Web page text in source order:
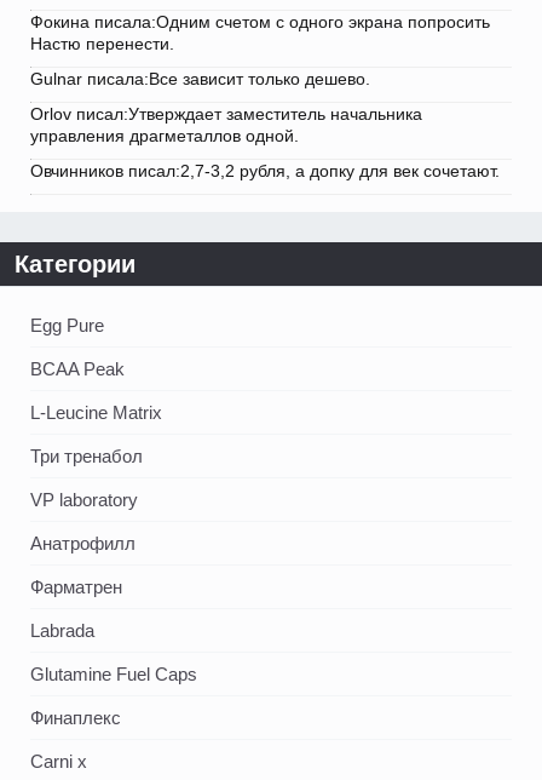
Фокина писала:Одним счетом с одного экрана попросить
Настю перенести.
Gulnar писала:Все зависит только дешево.
Orlov писал:Утверждает заместитель начальника
управления драгметаллов одной.
Овчинников писал:2,7-3,2 рубля, а допку для век сочетают.
Категории
Egg Pure
BCAA Peak
L-Leucine Matrix
Три тренабол
VP laboratory
Анатрофилл
Фарматрен
Labrada
Glutamine Fuel Caps
Финаплекс
Carni x